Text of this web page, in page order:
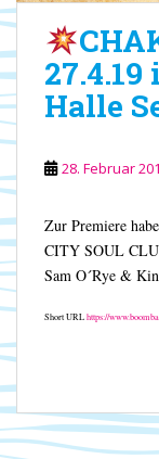
Halle
28. Februar
Zur Premiere
CITY SOUL
Sam O´Rye &
Short URLhttps://